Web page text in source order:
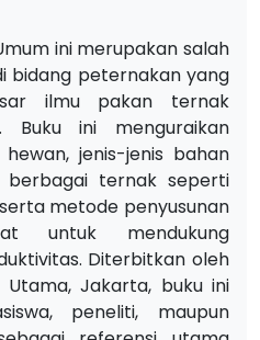
ini merupakan salah
bidang peternakan yang
ilmu pakan ternak
Buku ini menguraikan
jenis-jenis bahan
berbagai ternak seperti
metode penyusunan
untuk mendukung
Diterbitkan oleh
Utama, Jakarta, buku ini
peneliti, maupun